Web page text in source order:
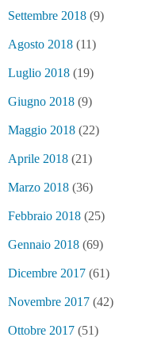
Settembre 2018 (9)
Agosto 2018 (11)
Luglio 2018 (19)
Giugno 2018 (9)
Maggio 2018 (22)
Aprile 2018 (21)
Marzo 2018 (36)
Febbraio 2018 (25)
Gennaio 2018 (69)
Dicembre 2017 (61)
Novembre 2017 (42)
Ottobre 2017 (51)